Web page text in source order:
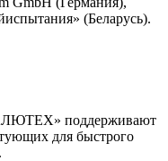
(Беларусь).
поддерживают
для быстрого